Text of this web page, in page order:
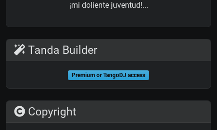
¡mi doliente juventud!...
Tanda Builder
Premium or TangoDJ access
Copyright